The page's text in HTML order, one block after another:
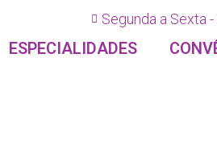
Segunda a Sexta
ESPECIALIDADES